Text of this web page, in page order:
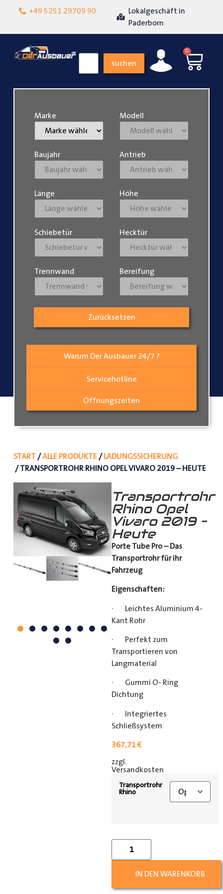
+49 5251 29709 90
Lokalgeschäft in
Über 15 Jahre Erfahrung
suchen
0
Warum Der Ausbauer 24/7 ?
Servicehotline
Öffnungszeiten
Marke Modell
Baujahr Antrieb
Länge Höhe
Schiebetür Hecktür
Trennwand Bereifung
Zurücksetzen
START/ALLE PRODUKTE/LADUNGSSICHERUNG
/ TRANSPORTROHR RHINO OPEL VIVARO 2019 – HEUTE
Transportrohr
Rhino Opel
Vivaro 2019 –
Heute
Porte Tube Pro – Das
Transportrohr für ihr
Fahrzeug
Eigenschaften:
· Leichtes Aluminium 4-
Kant Rohr
· Perfekt zum
Transportieren von
Langmaterial
· Gummi O- Ring
Dichtung
· Integriertes
Schließsystem
367,71€
zzgl.
Versandkosten
Transportrohr
Rhino
IN DEN WARENKORB